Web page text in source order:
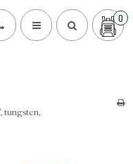
0
tungsten,